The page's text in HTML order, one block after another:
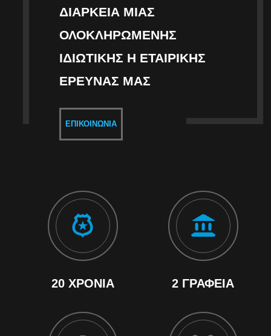
ΔΙΆΡΚΕΙΑ ΜΙΑΣ
ΟΛΟΚΛΗΡΩΜΈΝΗΣ
ΙΔΙΩΤΙΚΉΣ Η ΕΤΑΙΡΙΚΉΣ
ΈΡΕΥΝΑΣ ΜΑΣ
ΕΠΙΚΟΙΝΩΝΊΑ
20 ΧΡΌΝΙΑ 2 ΓΡΑΦΕΊΑ